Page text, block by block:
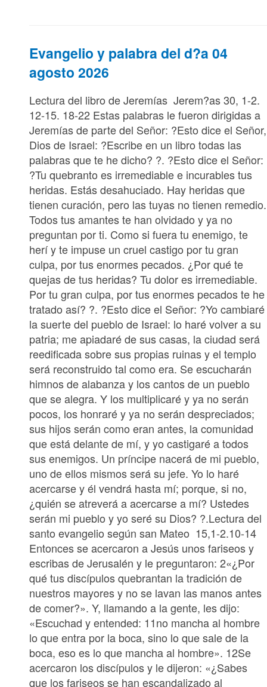
Evangelio y palabra del d?a 04
agosto 2026
Lectura del libro de Jeremías Jerem?as 30, 1-2.
12-15. 18-22 Estas palabras le fueron dirigidas a
Jeremías de parte del Señor: ?Esto dice el Señor,
Dios de Israel: ?Escribe en un libro todas las
palabras que te he dicho? ?. ?Esto dice el Señor:
?Tu quebranto es irremediable e incurables tus
heridas. Estás desahuciado. Hay heridas que
tienen curación, pero las tuyas no tienen remedio.
Todos tus amantes te han olvidado y ya no
preguntan por ti. Como si fuera tu enemigo, te
herí y te impuse un cruel castigo por tu gran
culpa, por tus enormes pecados. ¿Por qué te
quejas de tus heridas? Tu dolor es irremediable.
Por tu gran culpa, por tus enormes pecados te he
tratado así? ?. ?Esto dice el Señor: ?Yo cambiaré
la suerte del pueblo de Israel: lo haré volver a su
patria; me apiadaré de sus casas, la ciudad será
reedificada sobre sus propias ruinas y el templo
será reconstruido tal como era. Se escucharán
himnos de alabanza y los cantos de un pueblo
que se alegra. Y los multiplicaré y ya no serán
pocos, los honraré y ya no serán despreciados;
sus hijos serán como eran antes, la comunidad
que está delante de mí, y yo castigaré a todos
sus enemigos. Un príncipe nacerá de mi pueblo,
uno de ellos mismos será su jefe. Yo lo haré
acercarse y él vendrá hasta mí; porque, si no,
¿quién se atreverá a acercarse a mí? Ustedes
serán mi pueblo y yo seré su Dios? ?.Lectura del
santo evangelio según san Mateo 15,1-2.10-14
Entonces se acercaron a Jesús unos fariseos y
escribas de Jerusalén y le preguntaron: 2«¿Por
qué tus discípulos quebrantan la tradición de
nuestros mayores y no se lavan las manos antes
de comer?». Y, llamando a la gente, les dijo:
«Escuchad y entended: 11no mancha al hombre
lo que entra por la boca, sino lo que sale de la
boca, eso es lo que mancha al hombre». 12Se
acercaron los discípulos y le dijeron: «¿Sabes
que los fariseos se han escandalizado al